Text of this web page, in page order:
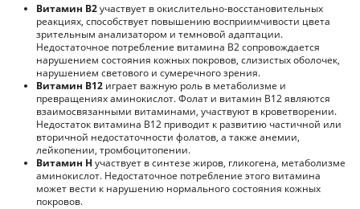
Витамин В2участвует в окислительно-восстановительных
реакциях, способствует повышению восприимчивости цвета
зрительным анализатором и темновой адаптации.
Недостаточное потребление витамина В2 сопровождается
нарушением состояния кожных покровов, слизистых оболочек,
нарушением светового и сумеречного зрения.
Витамин В12 играет важную роль в метаболизме и
превращениях аминокислот. Фолат и витамин В12 являются
взаимосвязанными витаминами, участвуют в кроветворении.
Недостаток витамина В12 приводит к развитию частичной или
вторичной недостаточности фолатов, а также анемии,
лейкопении, тромбоцитопении.
Витамин Н участвует в синтезе жиров, гликогена, метаболизме
аминокислот. Недостаточное потребление этого витамина
может вести к нарушению нормального состояния кожных
покровов.